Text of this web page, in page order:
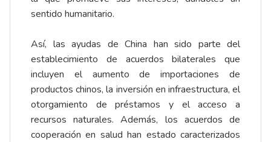
sentido humanitario.
Así, las ayudas de China han sido parte del
establecimiento de acuerdos bilaterales que
incluyen el aumento de importaciones de
productos chinos, la inversión en infraestructura, el
otorgamiento de préstamos y el acceso a
recursos naturales. Además, los acuerdos de
cooperación en salud han estado caracterizados